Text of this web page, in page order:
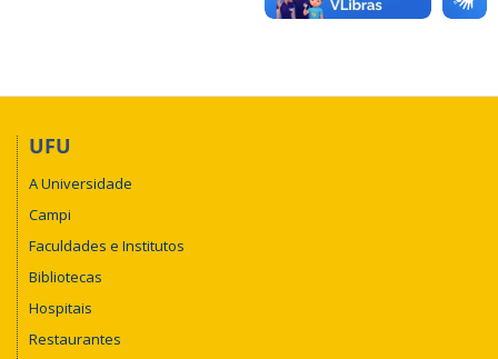
UFU
A Universidade
Campi
Faculdades e Institutos
Bibliotecas
Hospitais
Restaurantes